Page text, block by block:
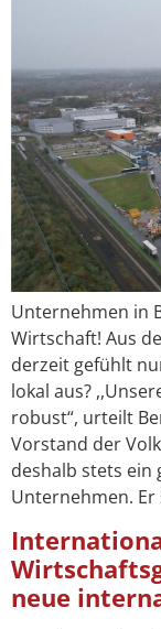
Unternehmen in
Wirtschaft! Aus
derzeit gefühlt
lokal aus?
robust“, urteilt
Vorstand der
deshalb stets ein
Unternehmen.
neue